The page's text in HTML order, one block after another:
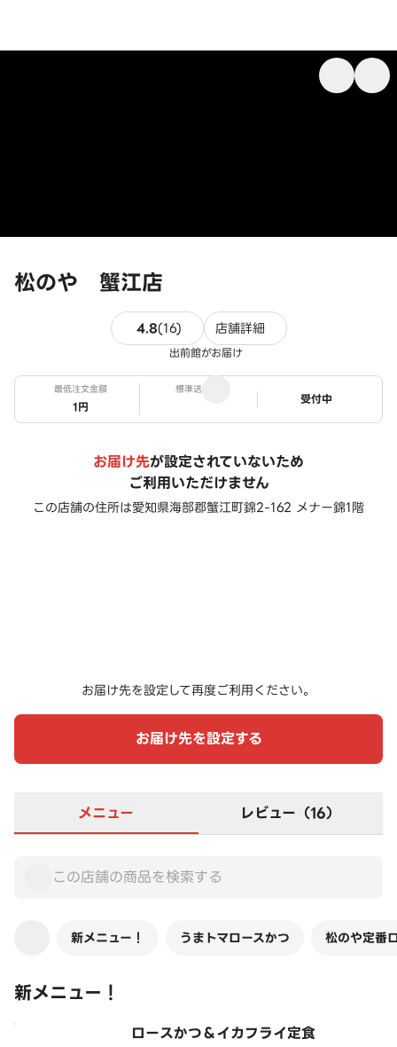
松のや 蟹江店
4.8(16)16件のレビュー
店舗詳細
出前館がお届け
最低注文金額
1円
標準送料
ステータス
受付中
お届け先が設定されていないため
ご利用いただけません
この店舗の住所は愛知県海部郡蟹江町錦2-162 メナー錦1階
お届け先を設定して再度ご利用ください。
お届け先を設定する
メニュー レビュー（16）
新メニュー！ うまトマロースかつ 松のや定番
新メニュー！
ロースかつ＆イカフライ定食